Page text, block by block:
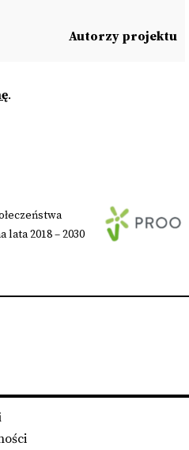
Autorzy projektu
.
2018 – 2030